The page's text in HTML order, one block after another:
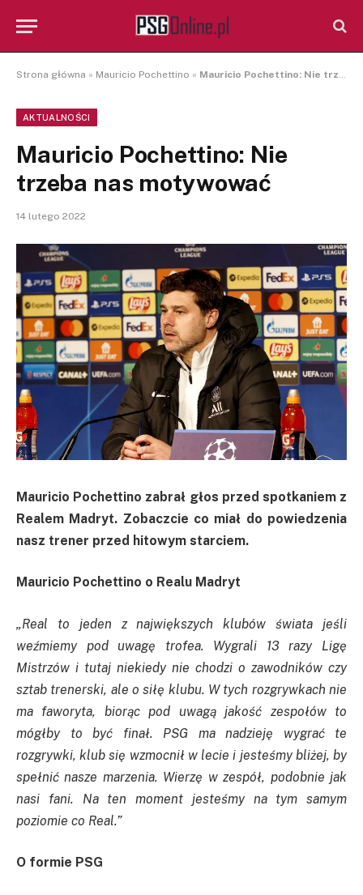
Strona główna » Mauricio Pochettino » Mauricio Pochettino: Nie trzeba nas motywować
AKTUALNOŚCI
Mauricio Pochettino: Nie
trzeba nas motywować
14 lutego 2022
Mauricio Pochettino zabrał głos przed spotkaniem z
Realem Madryt. Zobaczcie co miał do powiedzenia
nasz trener przed hitowym starciem.
Mauricio Pochettino o Realu Madryt
„Real to jeden z największych klubów świata jeśli
weźmiemy pod uwagę trofea. Wygrali 13 razy Ligę
Mistrzów i tutaj niekiedy nie chodzi o zawodników czy
sztab trenerski, ale o siłę klubu. W tych rozgrywkach nie
ma faworyta, biorąc pod uwagą jakość zespołów to
mógłby to być finał. PSG ma nadzieję wygrać te
rozgrywki, klub się wzmocnił w lecie i jesteśmy bliżej, by
spełnić nasze marzenia. Wierzę w zespół, podobnie jak
nasi fani. Na ten moment jesteśmy na tym samym
poziomie co Real.”
O formie PSG